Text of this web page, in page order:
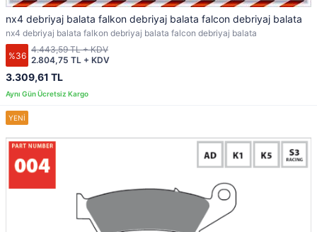
nx4 debriyaj balata falkon debriyaj balata falcon debriyaj balata
nx4 debriyaj balata falkon debriyaj balata falcon debriyaj balata
%36
3.309,61 TL
2.804,75 TL + KDV
4.443,59 TL + KDV